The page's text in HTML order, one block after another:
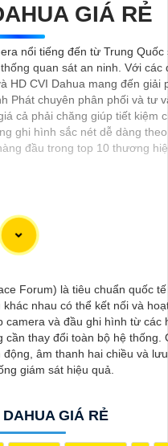
GIÁ RẺ
nổi tiếng đến từ Trung Quốc
quan sát an ninh. Với các
HD CVI Dahua mang đến giải
Phát chuyên phân phối và tư
cả phải chăng giúp tiết kiệm
ghi hình sắc nét dễ dàng
đầu trong top 10 thương
Forum) là tiêu chuẩn quốc
nhau có thể kết nối và
camera và đầu ghi hình từ các
cần thay đổi toàn bộ hệ thống.
âm thanh hai chiều và
giám sát hiệu quả.
GIÁ RẺ